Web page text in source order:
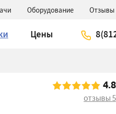
Оборудование Отзывы
Цены
4.8
отзывы5